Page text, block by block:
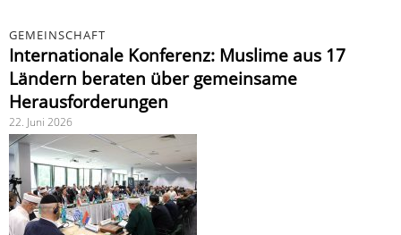
GEMEINSCHAFT
Internationale Konferenz: Muslime aus 17
Ländern beraten über gemeinsame
Herausforderungen
22. Juni 2026